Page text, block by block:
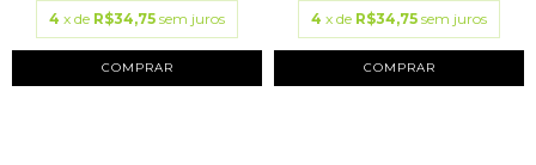
4 x de R$34,75 sem juros
COMPRAR
4 x de R$34,75 sem juros
COMPRAR